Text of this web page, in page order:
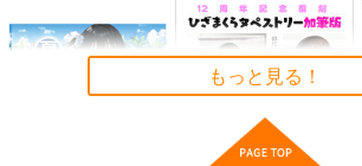
≪C108作品セット
≫B2タペストリー
黒白のアヴェスター 2
神座万象・第十四機
2,178円
オリジナル
もっと見る！